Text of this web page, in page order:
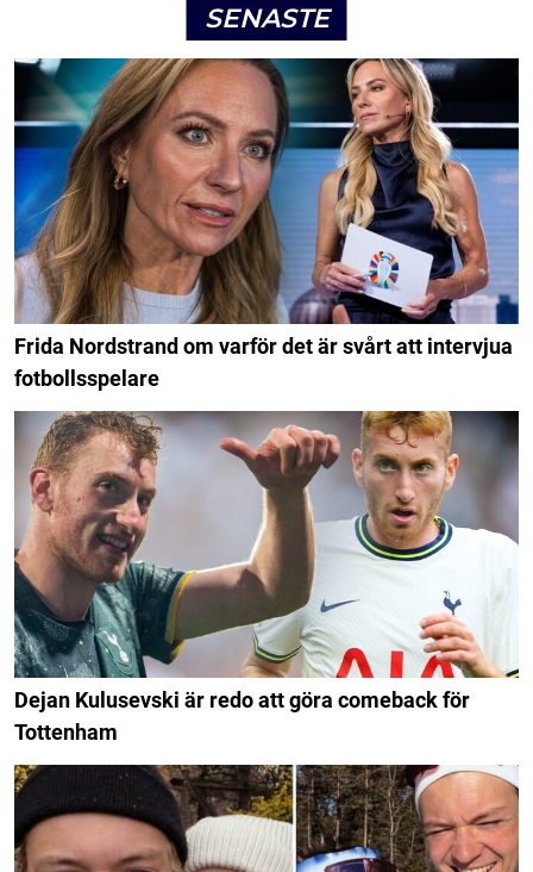
SENASTE
Frida Nordstrand om varför det är svårt att intervjua
fotbollsspelare
Dejan Kulusevski är redo att göra comeback för
Tottenham